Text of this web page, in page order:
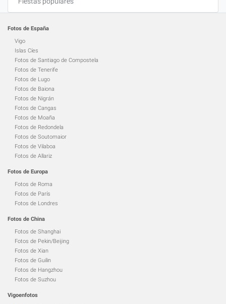
Fotos de España
Vigo
Islas Cíes
Fotos de Santiago de Compostela
Fotos de Tenerife
Fotos de Lugo
Fotos de Baiona
Fotos de Nigrán
Fotos de Cangas
Fotos de Moaña
Fotos de Redondela
Fotos de Soutomaior
Fotos de Vilaboa
Fotos de Allariz
Fotos de Europa
Fotos de Roma
Fotos de París
Fotos de Londres
Fotos de China
Fotos de Shanghai
Fotos de Pekin/Beijing
Fotos de Xian
Fotos de Guilin
Fotos de Hangzhou
Fotos de Suzhou
Vigoenfotos